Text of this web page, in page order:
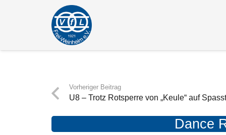
Vorheriger Beitrag
U8 – Trotz Rotsperre von „Keule“ auf
Dance